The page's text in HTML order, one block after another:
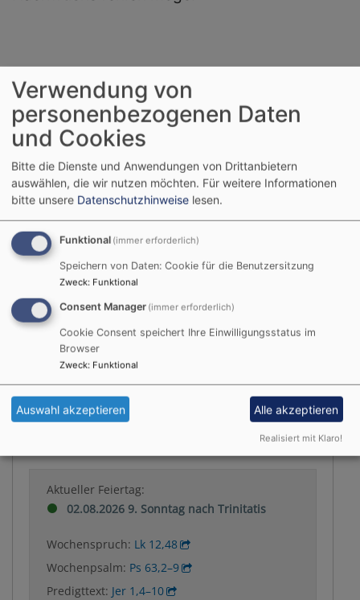
Tageslosung
Du bist der Gott, der mir hilft; täglich harre
ich auf dich.
Psalm 25,5
Bittet, so wird euch gegeben; suchet, so
werdet ihr finden; klopfet an, so wird euch
aufgetan.
Matthäus 7,7
© Evangelische Brüder-Unität –
Liturgischer Kalender
Aktueller Feiertag:
02.08.2026 9. Sonntag nach Trinitatis
Wochenspruch: Lk 12,48
Wochenpsalm: Ps 63,2–9
Predigttext: Jer 1,4–10
Verwendung von
personenbezogenen Daten
und Cookies
Bitte die Dienste und Anwendungen von Drittanbietern
auswählen, die wir nutzen möchten. Für weitere Informationen
bitte unsere Datenschutzhinweise lesen.
Funktional (immer erforderlich)
Speichern von Daten: Cookie für die Benutzersitzung
Zweck: Funktional
Consent Manager (immer erforderlich)
Cookie Consent speichert Ihre Einwilligungsstatus im
Browser
Zweck: Funktional
Auswahl akzeptieren Alle akzeptieren
Realisiert mit Klaro!